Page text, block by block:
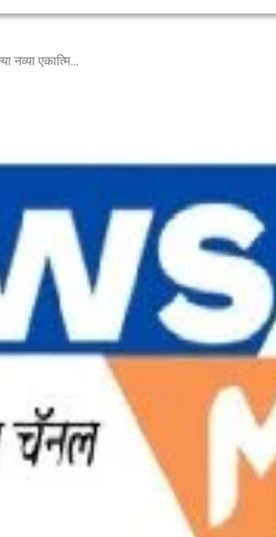
केंद्र सरकारने 1 जानेवारी 2023 पासून सुरू केलेल्या नव्या एकात्मिक अन्न सुरक्षा योजनेचे “प्रधानमंत्री गरीब कल्याण अन्न योजना (पीएमजीकेएवाय )” असे केले नामकरण